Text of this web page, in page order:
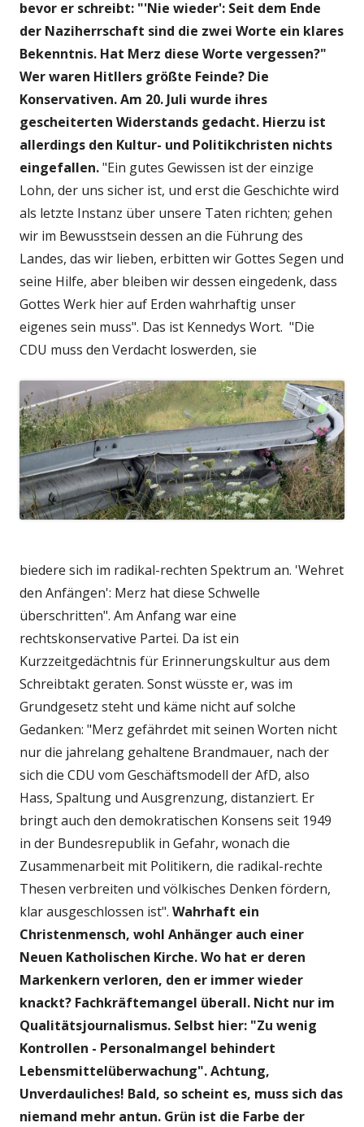
bevor er schreibt: "'Nie wieder': Seit dem Ende
der Naziherrschaft sind die zwei Worte ein klares
Bekenntnis. Hat Merz diese Worte vergessen?"
Wer waren Hitllers größte Feinde? Die
Konservativen. Am 20. Juli wurde ihres
gescheiterten Widerstands gedacht. Hierzu ist
allerdings den Kultur- und Politikchristen nichts
eingefallen."Ein gutes Gewissen ist der einzige
Lohn, der uns sicher ist, und erst die Geschichte wird
als letzte Instanz über unsere Taten richten; gehen
wir im Bewusstsein dessen an die Führung des
Landes, das wir lieben, erbitten wir Gottes Segen und
seine Hilfe, aber bleiben wir dessen eingedenk, dass
Gottes Werk hier auf Erden wahrhaftig unser
eigenes sein muss". Das ist Kennedys Wort. "Die
CDU muss den Verdacht loswerden, sie
biedere sich im radikal-rechten Spektrum an. 'Wehret
den Anfängen': Merz hat diese Schwelle
überschritten". Am Anfang war eine
rechtskonservative Partei. Da ist ein
Kurzzeitgedächtnis für Erinnerungskultur aus dem
Schreibtakt geraten. Sonst wüsste er, was im
Grundgesetz steht und käme nicht auf solche
Gedanken: "Merz gefährdet mit seinen Worten nicht
nur die jahrelang gehaltene Brandmauer, nach der
sich die CDU vom Geschäftsmodell der AfD, also
Hass, Spaltung und Ausgrenzung, distanziert. Er
bringt auch den demokratischen Konsens seit 1949
in der Bundesrepublik in Gefahr, wonach die
Zusammenarbeit mit Politikern, die radikal-rechte
Thesen verbreiten und völkisches Denken fördern,
klar ausgeschlossen ist". Wahrhaft ein
Christenmensch, wohl Anhänger auch einer
Neuen Katholischen Kirche. Wo hat er deren
Markenkern verloren, den er immer wieder
knackt? Fachkräftemangel überall. Nicht nur im
Qualitätsjournalismus. Selbst hier: "Zu wenig
Kontrollen - Personalmangel behindert
Lebensmittelüberwachung".Achtung,
Unverdauliches! Bald, so scheint es, muss sich das
niemand mehr antun. Grün ist die Farbe der